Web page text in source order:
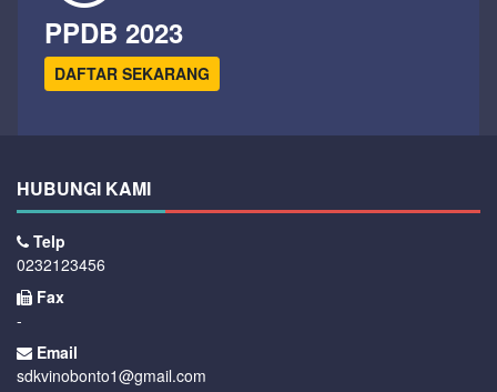
PPDB 2023
DAFTAR SEKARANG
HUBUNGI KAMI
Telp
0232123456
Fax
-
Email
sdkvinobonto1@gmail.com